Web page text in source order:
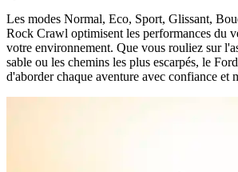
Les modes Normal, Eco, Sport, Glissant,
Rock Crawl optimisent les performances du
votre environnement. Que vous rouliez sur
sable ou les chemins les plus escarpés, le
d'aborder chaque aventure avec confiance et